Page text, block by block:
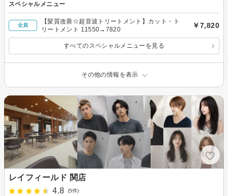
スペシャルメニュー
全員
【髪質改善☆超音波トリートメント】カット・ト
リートメント 11550→7820
￥7,820
すべてのスペシャルメニューを見る
その他の情報を表示
レイフィールド 関店
4.8
(5件)